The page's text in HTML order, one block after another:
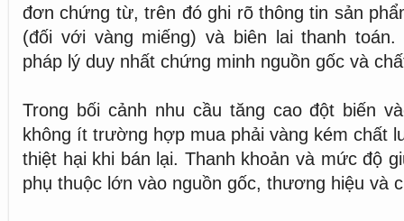
đơn chứng từ, trên đó ghi rõ thông tin sản
(đối với vàng miếng) và biên lai thanh
pháp lý duy nhất chứng minh nguồn gốc và
Trong bối cảnh nhu cầu tăng cao đột biến
không ít trường hợp mua phải vàng kém chất
thiệt hại khi bán lại. Thanh khoản và mức độ
phụ thuộc lớn vào nguồn gốc, thương hiệu và